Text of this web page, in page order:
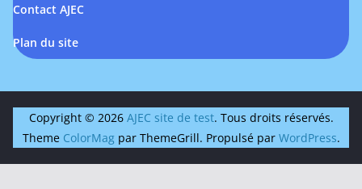
Contact AJEC
Plan du site
Copyright © 2026 AJEC site de test. Tous droits réservés.
Theme ColorMagpar ThemeGrill. Propulsé par WordPress.